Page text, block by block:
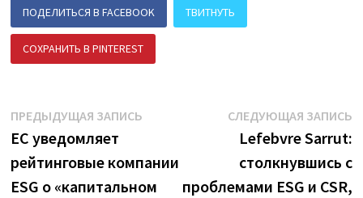
ПОДЕЛИТЬСЯ В FACEBOOK ТВИТНУТЬ
СОХРАНИТЬ В PINTEREST
Навигация
по
записям
ПРЕДЫДУЩАЯ ЗАПИСЬПредыдущая
ЕС уведомляет
рейтинговые компании
ESG о «капитальном
СЛЕДУЮЩАЯ ЗАПИСЬ
Lefebvre Sarrut:
столкнувшись с
проблемами ESG и CSR,